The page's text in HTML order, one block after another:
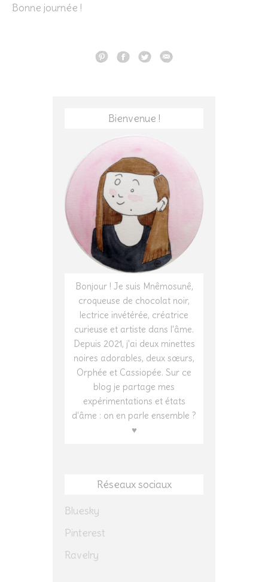
Bonne journée !
Bienvenue !
Bonjour ! Je suis Mnêmosunê,
croqueuse de chocolat noir,
lectrice invétérée, créatrice
curieuse et artiste dans l'âme.
Depuis 2021, j'ai deux minettes
noires adorables, deux sœurs,
Orphée et Cassiopée. Sur ce
blog je partage mes
expérimentations et états
d'âme : on en parle ensemble ?
♥
Réseaux sociaux
Bluesky
Pinterest
Ravelry